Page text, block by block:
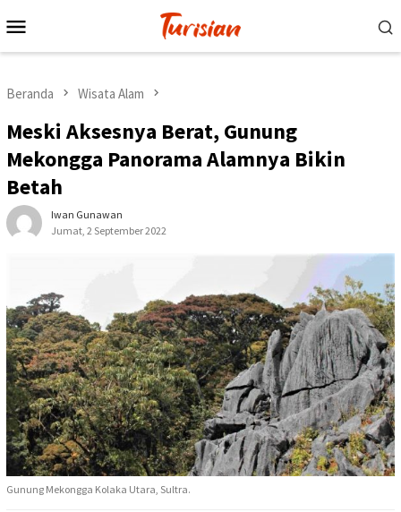
ke
Mobile
Beranda Wisata Alam
Meski Aksesnya Berat, Gunung
Mekongga Panorama Alamnya Bikin
Betah
Iwan Gunawan
Jumat, 2 September 2022
Gunung Mekongga Kolaka Utara, Sultra.